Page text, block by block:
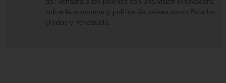
sobre la economía y política de países como Estados
Unidos y Venezuela.